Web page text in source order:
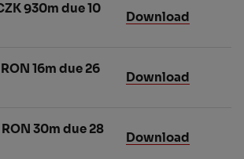
930m due 10
Download
16m due 26
Download
30m due 28
Download